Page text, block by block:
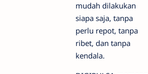
mudah dilakukan
siapa saja, tanpa
perlu repot, tanpa
ribet, dan tanpa
kendala.